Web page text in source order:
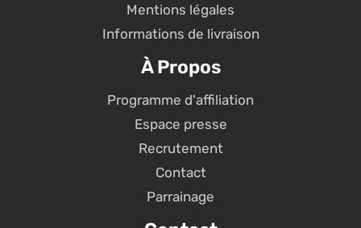
Mentions légales
Informations de livraison
À Propos
Programme d'affiliation
Espace presse
Recrutement
Contact
Parrainage